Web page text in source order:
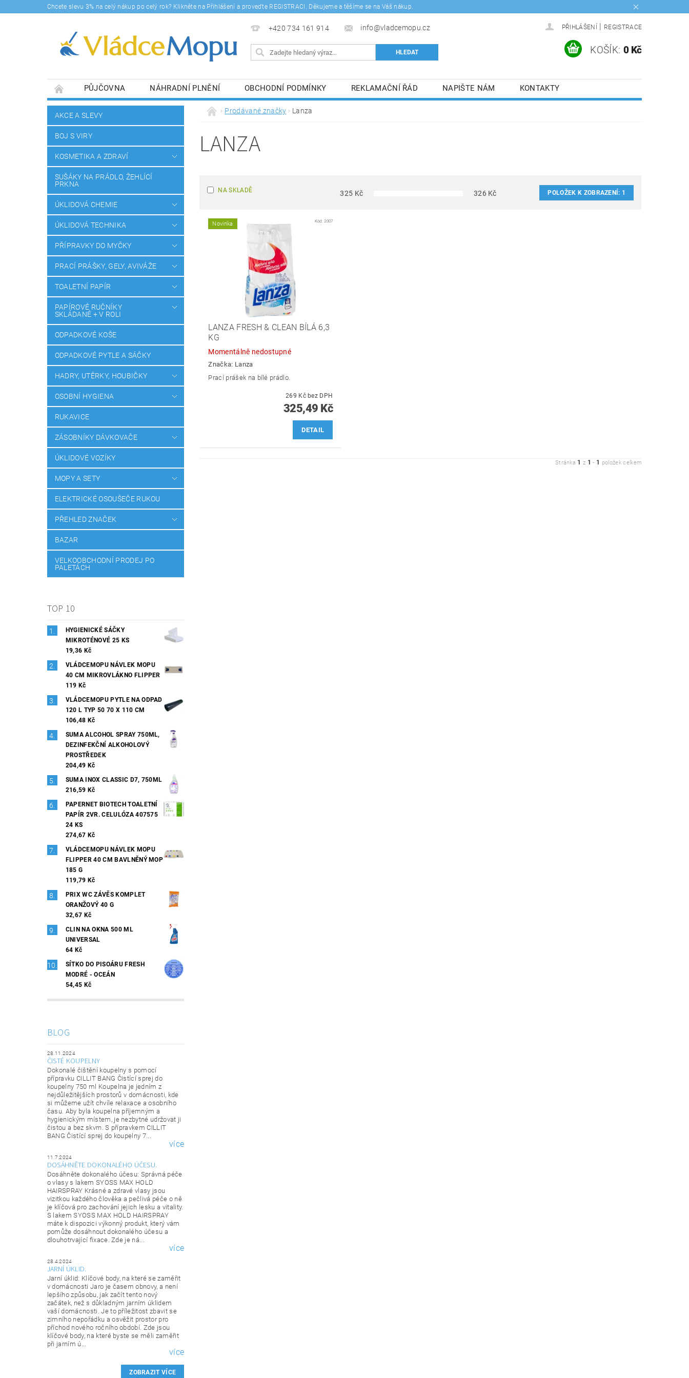
Chcete slevu 3% na celý nákup po celý rok? Klikněte na Přihlášení a proveďte REGISTRACI. Děkujeme a těšíme se na Váš nákup.
+420 734 161 914 info@vladcemopu.cz PŘIHLÁŠENÍ REGISTRACE
KOŠÍK: 0 Kč
PŮJČOVNA NÁHRADNÍ PLNĚNÍ OBCHODNÍ PODMÍNKY REKLAMAČNÍ ŘÁD NAPIŠTE NÁM
KONTAKTY
DOPRAVY A PLATBA
BLOG SOUHLASÍM SE ZPRACOVÁNÍM OSOBNÍCH ÚDAJŮ.
AKCE A SLEVY
BOJ S VIRY
KOSMETIKA A ZDRAVÍ
SUŠÁKY NA PRÁDLO, ŽEHLÍCÍ
PRKNA
ÚKLIDOVÁ CHEMIE
ÚKLIDOVÁ TECHNIKA
PŘÍPRAVKY DO MYČKY
PRACÍ PRÁŠKY, GELY, AVIVÁŽE
TOALETNÍ PAPÍR
PAPÍROVÉ RUČNÍKY
SKLÁDANÉ + V ROLI
ODPADKOVÉ KOŠE
ODPADKOVÉ PYTLE A SÁČKY
HADRY, UTĚRKY, HOUBIČKY
OSOBNÍ HYGIENA
RUKAVICE
ZÁSOBNÍKY DÁVKOVAČE
ÚKLIDOVÉ VOZÍKY
MOPY A SETY
ELEKTRICKÉ OSOUŠEČE RUKOU
PŘEHLED ZNAČEK
BAZAR
VELKOOBCHODNÍ PRODEJ PO
PALETÁCH
TOP 10
HYGIENICKÉ SÁČKY
MIKROTÉNOVÉ 25 KS
19,36 Kč
VLÁDCEMOPU NÁVLEK MOPU
40 CM MIKROVLÁKNO FLIPPER
119 Kč
VLÁDCEMOPU PYTLE NA ODPAD
120 L TYP 50 70 X 110 CM
106,48 Kč
SUMA ALCOHOL SPRAY 750ML,
DEZINFEKČNÍ ALKOHOLOVÝ
PROSTŘEDEK
204,49 Kč
SUMA INOX CLASSIC D7, 750ML
216,59 Kč
PAPERNET BIOTECH TOALETNÍ
PAPÍR 2VR. CELULÓZA 407575
24 KS
274,67 Kč
VLÁDCEMOPU NÁVLEK MOPU
FLIPPER 40 CM BAVLNĚNÝ MOP
185 G
119,79 Kč
PRIX WC ZÁVĚS KOMPLET
ORANŽOVÝ 40 G
32,67 Kč
CLIN NA OKNA 500 ML
UNIVERSAL
64 Kč
SÍTKO DO PISOÁRU FRESH
MODRÉ - OCEÁN
54,45 Kč
BLOG
28.11.2024
ČISTÉ KOUPELNY
Dokonalé čištění koupelny s pomocí
přípravku CILLIT BANG Čistící sprej do
koupelny 750 ml Koupelna je jedním z
nejdůležitějších prostorů v domácnosti, kde
si můžeme užít chvíle relaxace a osobního
času. Aby byla koupelna příjemným a
hygienickým místem, je nezbytné udržovat ji
čistou a bez skvrn. S přípravkem CILLIT
BANG Čistící sprej do koupelny 7...
více
11.7.2024
DOSÁHNĚTE DOKONALÉHO ÚČESU.
Dosáhněte dokonalého účesu: Správná péče
o vlasy s lakem SYOSS MAX HOLD
HAIRSPRAY Krásné a zdravé vlasy jsou
vizitkou každého člověka a pečlivá péče o ně
je klíčová pro zachování jejich lesku a vitality.
S lakem SYOSS MAX HOLD HAIRSPRAY
máte k dispozici výkonný produkt, který vám
pomůže dosáhnout dokonalého účesu a
dlouhotrvající fixace. Zde je ná...
více
28.4.2024
JARNÍ ÚKLID.
Jarní úklid: Klíčové body, na které se zaměřit
v domácnosti Jaro je časem obnovy, a není
lepšího způsobu, jak začít tento nový
začátek, než s důkladným jarním úklidem
vaší domácnosti. Je to příležitost zbavit se
zimního nepořádku a osvěžit prostor pro
příchod nového ročního období. Zde jsou
klíčové body, na které byste se měli zaměřit
při jarním ú...
více
ZOBRAZIT VÍCE
Prodávané značky Lanza
LANZA
NA SKLADĚ 325 Kč 326Kč POLOŽEK K ZOBRAZENÍ: 1
Novinka Kód:2007
LANZA FRESH & CLEAN BÍLÁ 6,3
KG
Momentálně nedostupné
Značka: Lanza
Prací prášek na bílé prádlo.
269 Kč bez DPH
325,49 Kč
DETAIL
Stránka 1 z 1 - 1 položek celkem